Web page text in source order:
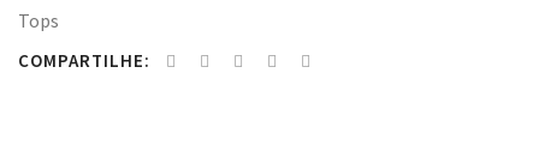
Tops
COMPARTILHE: